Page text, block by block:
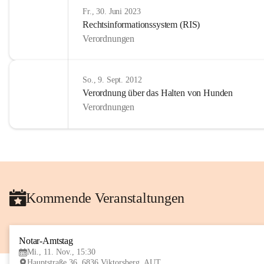
Fr., 30. Juni 2023
Rechtsinformationssystem (RIS)
Verordnungen
So., 9. Sept. 2012
Verordnung über das Halten von Hunden
Verordnungen
Kommende Veranstaltungen
Notar-Amtstag
Mi., 11. Nov., 15:30